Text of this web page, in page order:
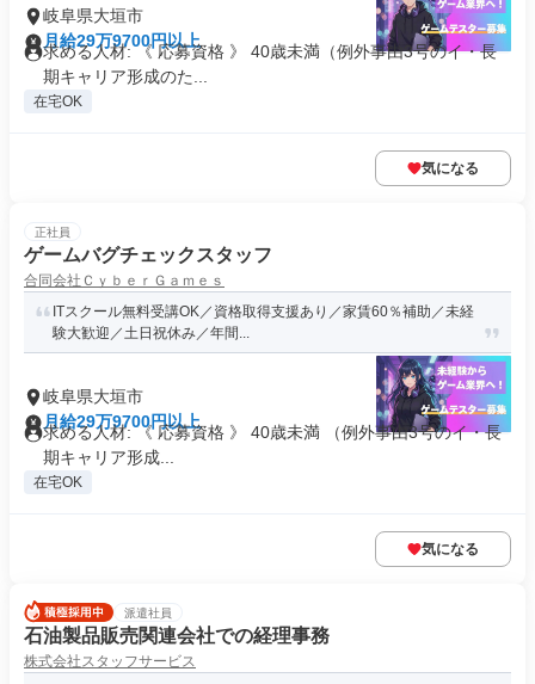
岐阜県大垣市
月給29万9700円以上
求める人材: 《 応募資格 》 40歳未満（例外事由3号のイ・長
期キャリア形成のた...
在宅OK
気になる
正社員
ゲームバグチェックスタッフ
合同会社ＣｙｂｅｒＧａｍｅｓ
ITスクール無料受講OK／資格取得支援あり／家賃60％補助／未経
験大歓迎／土日祝休み／年間...
岐阜県大垣市
月給29万9700円以上
求める人材: 《 応募資格 》 40歳未満 （例外事由3号のイ・長
期キャリア形成...
在宅OK
気になる
派遣社員
石油製品販売関連会社での経理事務
株式会社スタッフサービス